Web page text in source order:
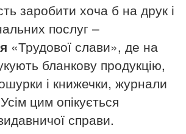
заробити хоча б на друк і
послуг –
«Трудової слави», де на
бланкову продукцію,
і книжечки, журнали
цим опікується
справи.